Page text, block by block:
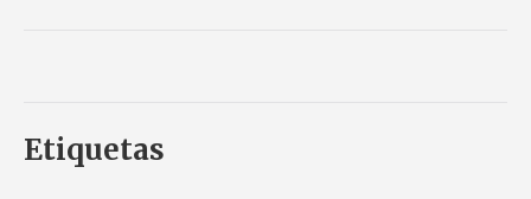
Etiquetas